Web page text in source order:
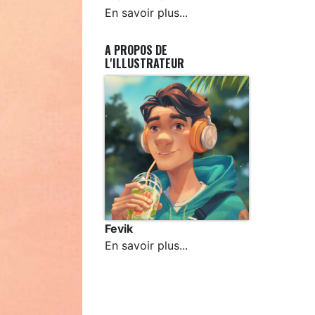
En savoir plus...
A PROPOS DE
L'ILLUSTRATEUR
Fevik
En savoir plus...